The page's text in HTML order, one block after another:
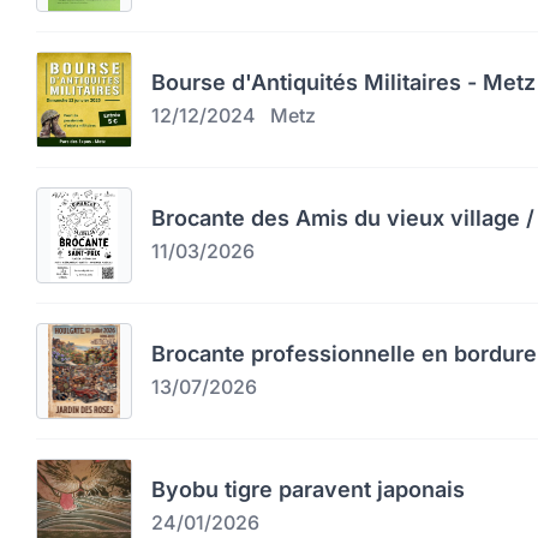
Bourse d'Antiquités Militaires -
12/12/2024 Metz
Brocante des Amis du vieux village
11/03/2026
Brocante professionnelle en
13/07/2026
Byobu tigre paravent japonais
24/01/2026